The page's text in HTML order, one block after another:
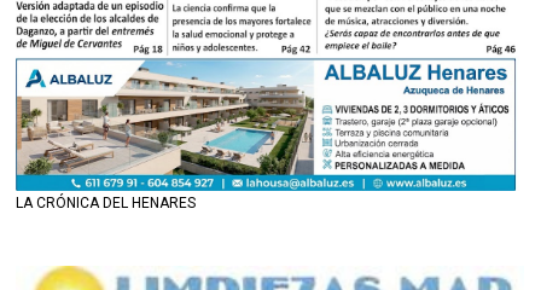
LA CRÓNICA DEL HENARES